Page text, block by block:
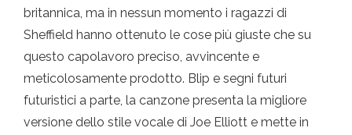
britannica, ma in nessun momento i ragazzi di
Sheffield hanno ottenuto le cose più giuste che su
questo capolavoro preciso, avvincente e
meticolosamente prodotto. Blip e segni futuri
futuristici a parte, la canzone presenta la migliore
versione dello stile vocale di Joe Elliott e mette in